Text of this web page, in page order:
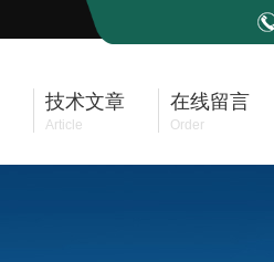
技术文章
Article
在线留言
Order